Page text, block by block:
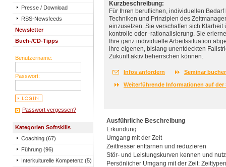
Presse / Download
RSS-Newsfeeds
Newsletter
Buch-/CD-Tipps
Benutzername:
Passwort:
Passwort vergessen?
Kategorien Softskills
Coaching (67)
Führung (96)
Interkulturelle Kompetenz (5)
Kurzbeschreibung:
Für Ihren beruflichen, individuellen
Techniken und Prinzipien des
einzusetzen. Sie verschaffen sich
kontrolle oder -rationalisierung. Sie
Ihre ganz individuelle Arbeitssituation
ihre eigenen, bislang unentdeckten
Zukunft aktiv beherrschen können.
Infos anfordern Seminar
Weiterführende Informationen auf der
Ausführliche Beschreibung
Erkundung
Umgang mit der Zeit
Zeitfresser enttarnen und reduzieren
Stör- und Leistungskurven kennen und
Persönlicher Umgang mit der Zeit: